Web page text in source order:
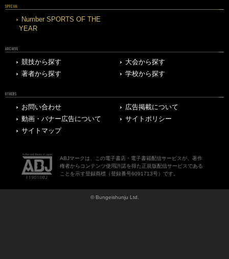
SPECIAL
Number SPORTS OF THE
YEAR
ARCHIVE
競技から探す
大会から探す
著者から探す
学校から探す
OTHERS
お問い合わせ
広告掲載について
動画・バナー広告について
サイトポリシー
サイトマップ
ABJマークは、この電子書店・電子書籍配信サービスが、著作
権者からコンテンツ使用許諾を得た正規版配信サービスである
ことを示す登録商標（登録番号6091713号）です。
© Bungeishunju Ltd.